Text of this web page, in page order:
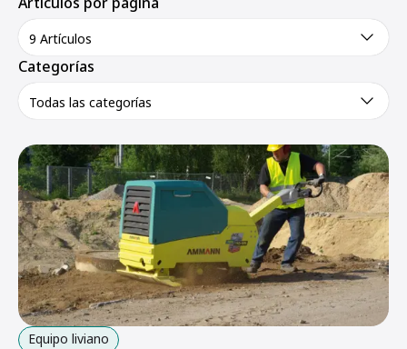
9 Artículos
Categorías
Todas las categorías
Equipo liviano